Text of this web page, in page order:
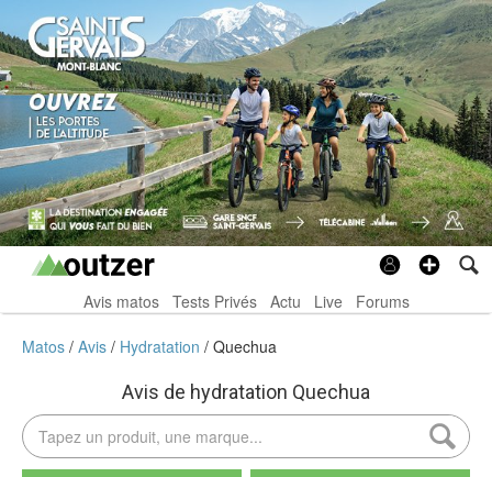
Avis matos Tests Privés Actu Live Forums
Matos Avis Hydratation Quechua
Avis de hydratation Quechua